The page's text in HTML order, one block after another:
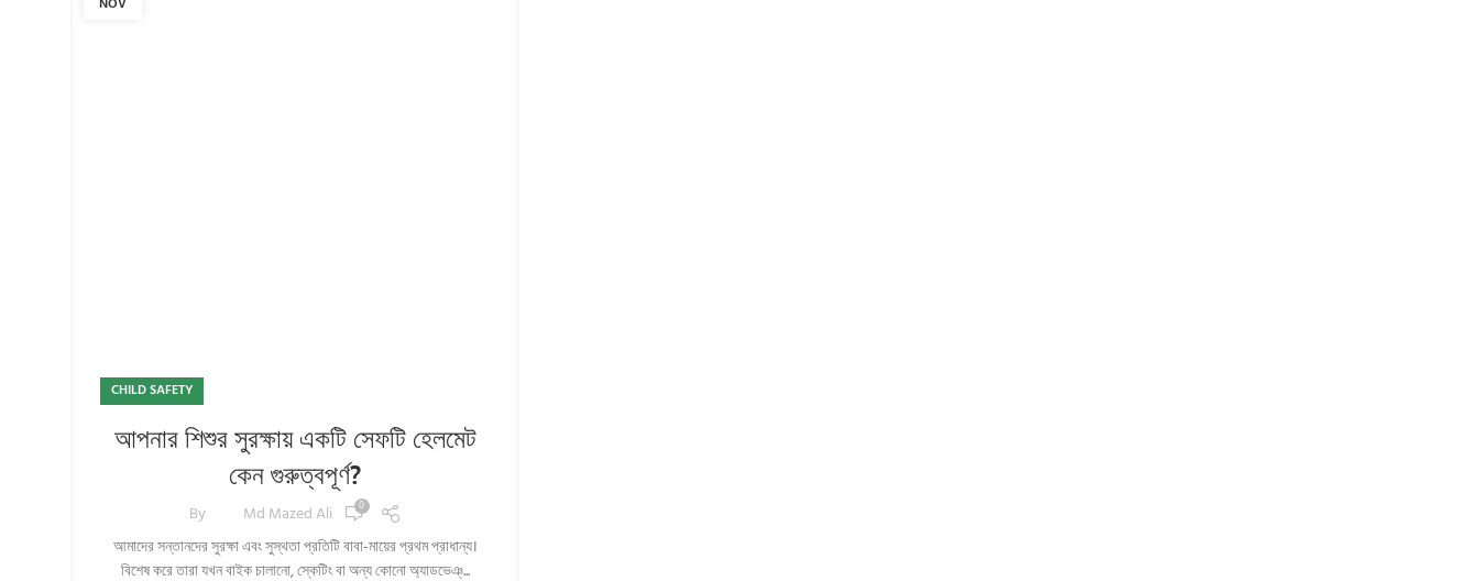
NOV
CHILD SAFETY
আপনার শিশুর সুরক্ষায় একটি সেফটি হেলমেট
কেন গুরুত্বপূর্ণ?
By Md Mazed Ali 0
আমাদের সন্তানদের সুরক্ষা এবং সুস্থতা প্রতিটি বাবা-মায়ের প্রথম প্রাধান্য।
বিশেষ করে তারা যখন বাইক চালানো, স্কেটিং বা অন্য কোনো অ্যাডভেঞ্...